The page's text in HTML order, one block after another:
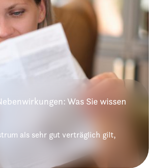
Was Sie wissen
als sehr gut verträglich gilt,